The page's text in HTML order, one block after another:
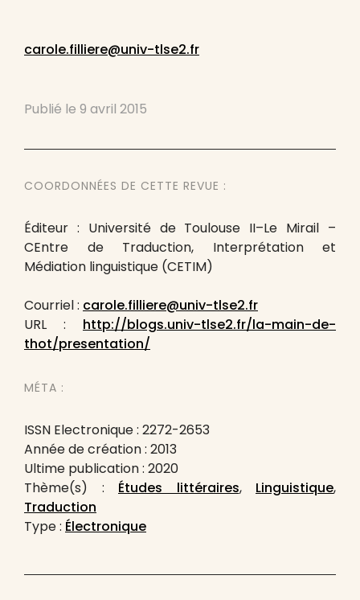
carole.filliere@univ-tlse2.fr
Publié le 9 avril 2015
COORDONNÉES DE CETTE REVUE :
Éditeur : Université de Toulouse II–Le Mirail –
CEntre de Traduction, Interprétation et
Médiation linguistique (CETIM)
Courriel : carole.filliere@univ-tlse2.fr
URL : http://blogs.univ-tlse2.fr/la-main-de-
thot/presentation/
MÉTA :
ISSN Electronique : 2272-2653
Année de création : 2013
Ultime publication : 2020
Thème(s) : Études littéraires, Linguistique,
Traduction
Type : Électronique